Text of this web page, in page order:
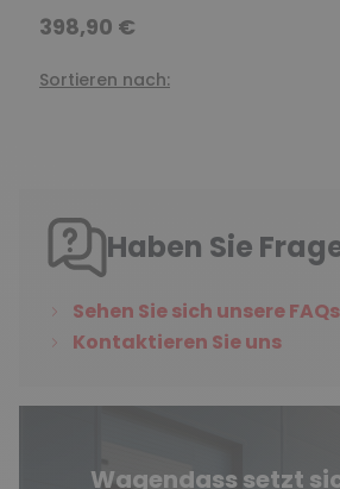
398,90 €
Sortieren nach:
Haben Sie
Sehen Sie sich unsere
Kontaktieren Sie uns
Wagendass setzt